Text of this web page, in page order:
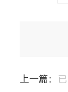
上一篇：